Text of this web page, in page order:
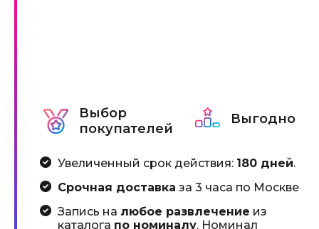
Выбор
покупателей
Выгодно
Увеличенный срок действия: 180 дней.
Срочная доставка за 3 часа по Москве
Запись на любое развлечение из
каталога по номиналу. Номинал